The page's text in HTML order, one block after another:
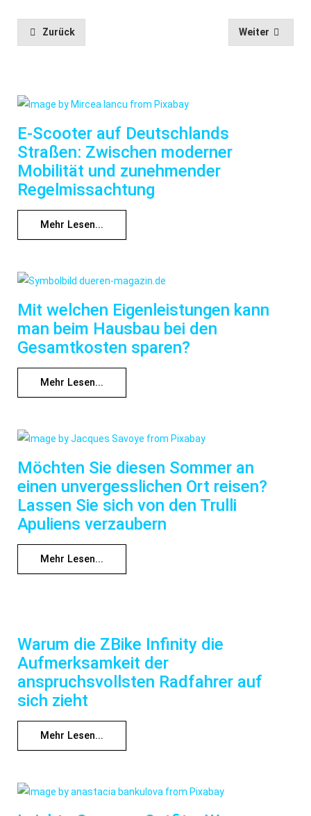
Zurück Weiter
E-Scooter auf Deutschlands
Straßen: Zwischen moderner
Mobilität und zunehmender
Regelmissachtung
Mehr Lesen...
Mit welchen Eigenleistungen kann
man beim Hausbau bei den
Gesamtkosten sparen?
Mehr Lesen...
Möchten Sie diesen Sommer an
einen unvergesslichen Ort reisen?
Lassen Sie sich von den Trulli
Apuliens verzaubern
Mehr Lesen...
Warum die ZBike Infinity die
Aufmerksamkeit der
anspruchsvollsten Radfahrer auf
sich zieht
Mehr Lesen...